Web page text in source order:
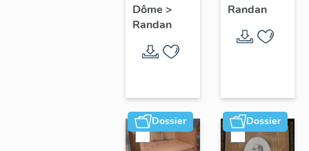
du
domaine
royal de
Randan
Dôme >
Randan
Randan
Dossier Dossier